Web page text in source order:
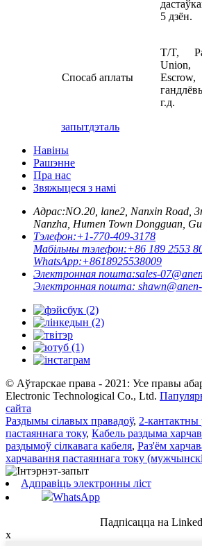
5 дзён.
Спосаб аплаты
T/T,
Union,
г.д.
запытдэталь
Навіны
Рашэнне
Пра нас
Звяжыцеся з намі
Адрас:NO.20, lane2, Nanxin Road,
Nanzha, Humen Town Dongguan,
Тэлефон:+1-770-409-3178
Мабільны тэлефон:+86 189 2553
WhatsApp:+8618925538009
Электронная пошта:sales-
Электронная пошта:
© Аўтарскае права - 2021: Усе правы
Electronic Technological Co., Ltd.
сайта
Раздымы сілавых правадоў, 2-кантактны
пастаяннага току, Кабель раздыма
раздымоў сілкавага кабеля, Раз'ём
харчавання пастаяннага току
Адправіць электронны ліст
WhatsApp
Падпісацца на
x